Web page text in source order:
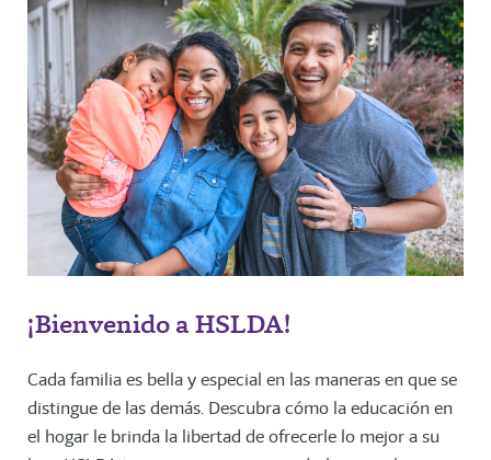
¡Bienvenido a HSLDA!
Cada familia es bella y especial en las maneras en que se
distingue de las demás. Descubra cómo la educación en
el hogar le brinda la libertad de ofrecerle lo mejor a su